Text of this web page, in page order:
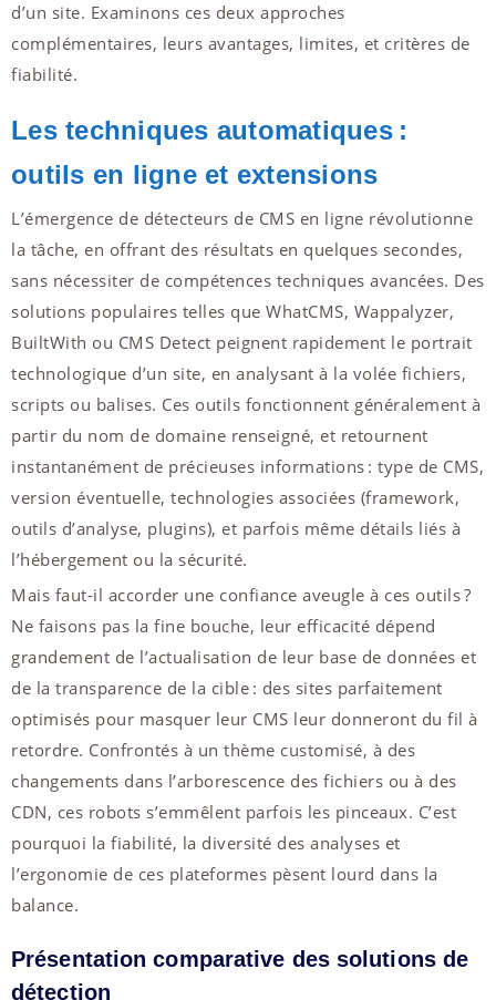
d’un site. Examinons ces deux approches
complémentaires, leurs avantages, limites, et critères de
fiabilité.
Les techniques automatiques :
outils en ligne et extensions
L’émergence de détecteurs de CMS en ligne révolutionne
la tâche, en offrant des résultats en quelques secondes,
sans nécessiter de compétences techniques avancées. Des
solutions populaires telles que WhatCMS, Wappalyzer,
BuiltWith ou CMS Detect peignent rapidement le portrait
technologique d’un site, en analysant à la volée fichiers,
scripts ou balises. Ces outils fonctionnent généralement à
partir du nom de domaine renseigné, et retournent
instantanément de précieuses informations : type de CMS,
version éventuelle, technologies associées (framework,
outils d’analyse, plugins), et parfois même détails liés à
l’hébergement ou la sécurité.
Mais faut-il accorder une confiance aveugle à ces outils ?
Ne faisons pas la fine bouche, leur efficacité dépend
grandement de l’actualisation de leur base de données et
de la transparence de la cible : des sites parfaitement
optimisés pour masquer leur CMS leur donneront du fil à
retordre. Confrontés à un thème customisé, à des
changements dans l’arborescence des fichiers ou à des
CDN, ces robots s’emmêlent parfois les pinceaux. C’est
pourquoi la fiabilité, la diversité des analyses et
l’ergonomie de ces plateformes pèsent lourd dans la
balance.
Présentation comparative des solutions de
détection